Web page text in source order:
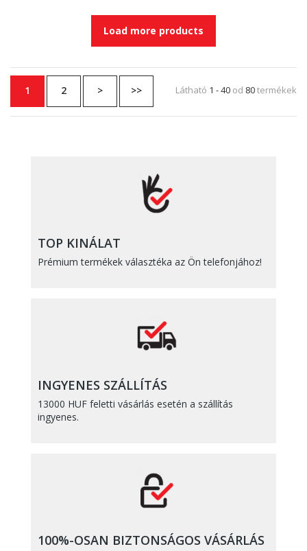
Load more products
1 2 > >> Látható 1 - 40 od 80termékek
TOP KINÁLAT
Prémium termékek választéka az Ön telefonjához!
INGYENES SZÁLLÍTÁS
13000 HUF feletti vásárlás esetén a szállítás
ingyenes.
100%-OSAN BIZTONSÁGOS VÁSÁRLÁS